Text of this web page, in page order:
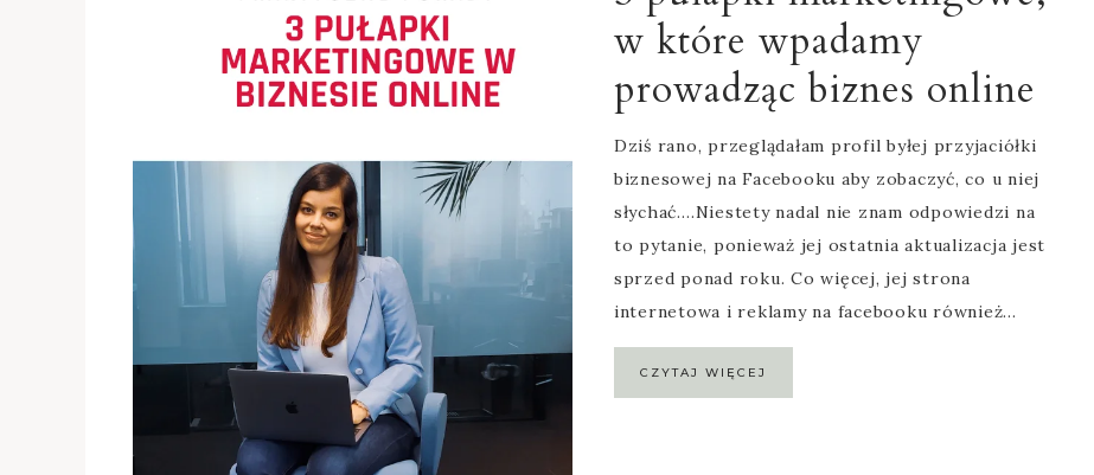
w które wpadamy
prowadząc biznes online
Dziś rano, przeglądałam profil byłej przyjaciółki
biznesowej na Facebooku aby zobaczyć, co u niej
słychać….Niestety nadal nie znam odpowiedzi na
to pytanie, ponieważ jej ostatnia aktualizacja jest
sprzed ponad roku. Co więcej, jej strona
internetowa i reklamy na facebooku również…
CZYTAJ WIĘCEJ